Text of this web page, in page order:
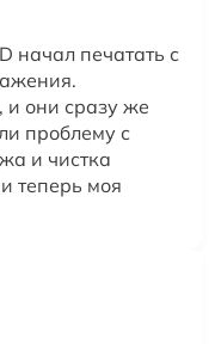
начал печатать с
и они сразу же
проблему с
и чистка
теперь моя